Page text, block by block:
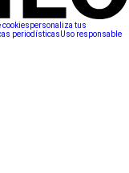
cookiespersonaliza tus
periodísticasUso responsable